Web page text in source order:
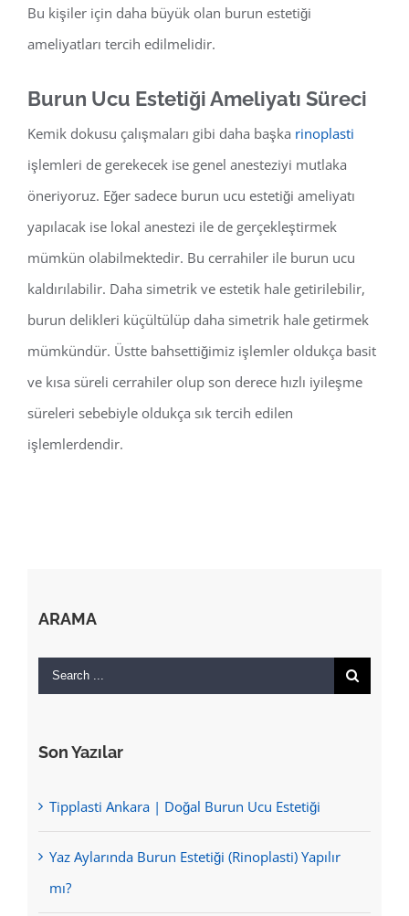
Bu kişiler için daha büyük olan burun estetiği
ameliyatları tercih edilmelidir.
Burun Ucu Estetiği Ameliyatı Süreci
Kemik dokusu çalışmaları gibi daha başka rinoplasti
işlemleri de gerekecek ise genel anesteziyi mutlaka
öneriyoruz. Eğer sadece burun ucu estetiği ameliyatı
yapılacak ise lokal anestezi ile de gerçekleştirmek
mümkün olabilmektedir. Bu cerrahiler ile burun ucu
kaldırılabilir. Daha simetrik ve estetik hale getirilebilir,
burun delikleri küçültülüp daha simetrik hale getirmek
mümkündür. Üstte bahsettiğimiz işlemler oldukça basit
ve kısa süreli cerrahiler olup son derece hızlı iyileşme
süreleri sebebiyle oldukça sık tercih edilen
işlemlerdendir.
ARAMA
Search
Son Yazılar
Tipplasti Ankara | Doğal Burun Ucu Estetiği
Yaz Aylarında Burun Estetiği (Rinoplasti) Yapılır
mı?